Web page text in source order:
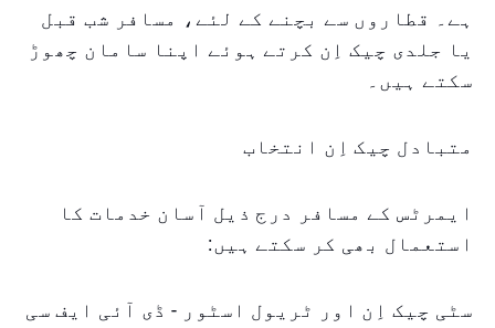
ہے۔ قطاروں سے بچنے کے لئے، مسافر شب قبل
یا جلدی چیک اِن کرتے ہوئے اپنا سامان چھوڑ
سکتے ہیں۔
متبادل چیک اِن انتخاب
ایمرٹس کے مسافر درج ذیل آسان خدمات کا
استعمال بھی کر سکتے ہیں:
سٹی چیک اِن اور ٹریول اسٹور - ڈی آئی ایف سی